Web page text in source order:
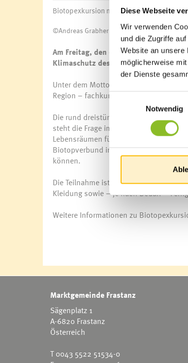
Diese Webseite
Wir verwenden
und die Zugriffe
Website an unsere
möglicherweise
der Dienste
Einwilligungsauswahl
Notwendig
Biotopexkursion mit dem Fahrrad
©Andreas Grabher
Am Freitag, den 6. Juni 2025, lädt die
Klimaschutz des Landes Vorarlberg
Unter dem Motto „Inselhüpfen mal
Region – fachkundig begleitet von
Die rund dreistündige Tour startet um
steht die Frage im Mittelpunkt, wie
Lebensräumen für den Erhalt der
Biotopverbund im Walgau werden
können.
Die Teilnahme ist kostenlos, eine
Kleidung sowie – je nach Bedarf –
Weitere Informationen zu
Marktgemeinde Frastanz
Sägenplatz 1
A-6820 Frastanz
Österreich
T0043 5522 51534-0